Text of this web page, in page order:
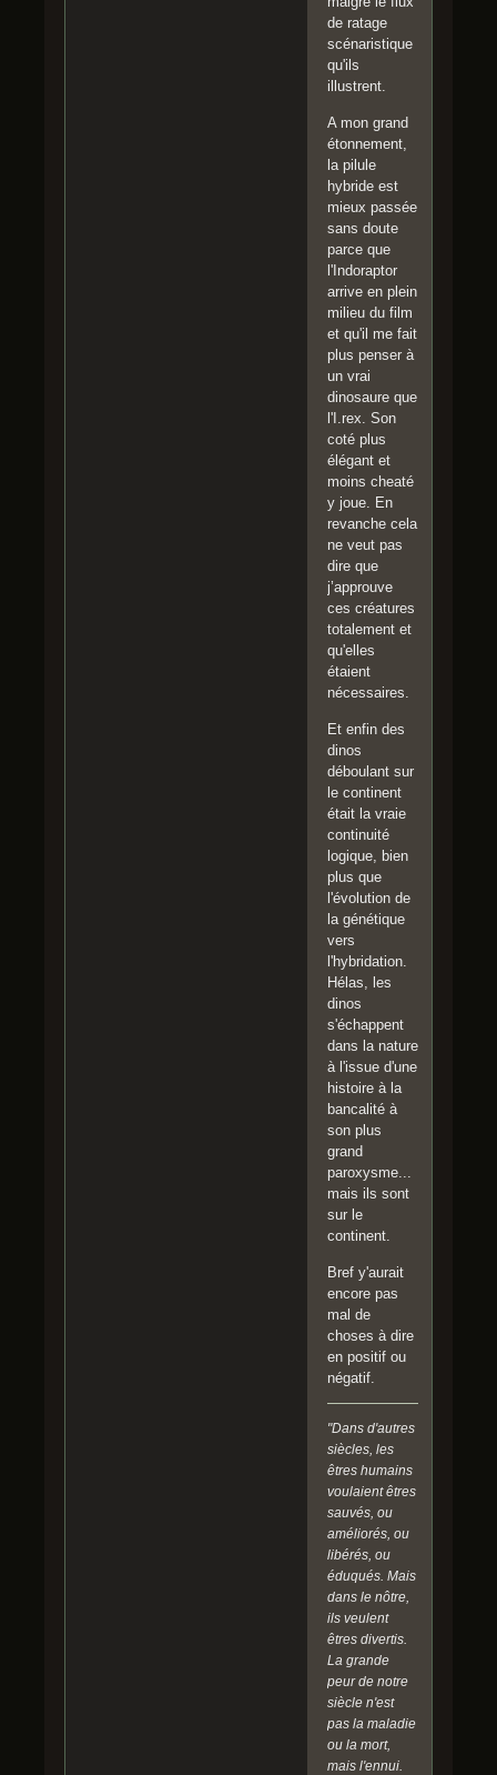
de ratage
scénaristique
qu'ils
illustrent.
A mon grand
étonnement,
la pilule
hybride est
mieux passée
sans doute
parce que
l'Indoraptor
arrive en plein
milieu du film
et qu'il me fait
plus penser à
un vrai
dinosaure que
l'I.rex. Son
coté plus
élégant et
moins cheaté
y joue. En
revanche cela
ne veut pas
dire que
j’approuve
ces créatures
totalement et
qu'elles
étaient
nécessaires.
Et enfin des
dinos
déboulant sur
le continent
était la vraie
continuité
logique, bien
plus que
l'évolution de
la génétique
vers
l'hybridation.
Hélas, les
dinos
s'échappent
dans la nature
à l'issue d'une
histoire à la
bancalité à
son plus
grand
paroxysme...
mais ils sont
sur le
continent.
Bref y'aurait
encore pas
mal de
choses à dire
en positif ou
négatif.
"Dans d'autres
siècles, les
êtres humains
voulaient êtres
sauvés, ou
améliorés, ou
libérés, ou
éduqués. Mais
dans le nôtre,
ils veulent
êtres divertis.
La grande
peur de notre
siècle n'est
pas la maladie
ou la mort,
mais l'ennui.